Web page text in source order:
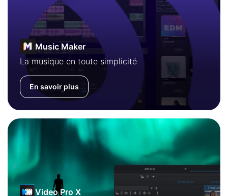
Music Maker
La musique en toute simplicité
En savoir plus
Video Pro X